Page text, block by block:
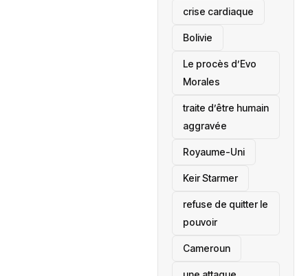
crise cardiaque
‎Bolivie
Le procès d’Evo
Morales
traite d’être humain
aggravée
‎Royaume-Uni
Keir Starmer
refuse de quitter le
pouvoir
‎Cameroun